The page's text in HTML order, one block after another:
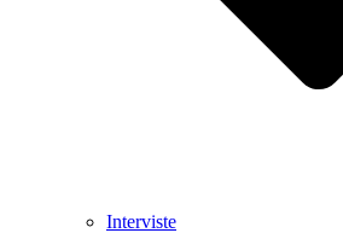
Interviste